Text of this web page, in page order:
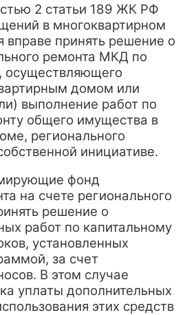
2 статьи 189 ЖК РФ
в многоквартирном
принять решение о
ремонта МКД по
домом или
выполнение работ по
общего имущества в
регионального
инициативе.
фонд
на счете регионального
решение о
работ по капитальному
установленных
за счет
В этом случае
уплаты дополнительных
этих средств